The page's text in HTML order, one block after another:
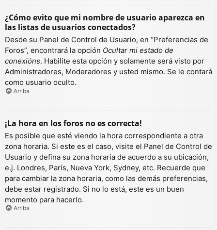
¿Cómo evito que mi nombre de usuario aparezca en
las listas de usuarios conectados?
Desde su Panel de Control de Usuario, en “Preferencias de
Foros”, encontrará la opción Ocultar mi estado de
conexións. Habilite esta opción y solamente será visto por
Administradores, Moderadores y usted mismo. Se le contará
como usuario oculto.
Arriba
¡La hora en los foros no es correcta!
Es posible que esté viendo la hora correspondiente a otra
zona horaria. Si este es el caso, visite el Panel de Control de
Usuario y defina su zona horaria de acuerdo a su ubicación,
e.j. Londres, París, Nueva York, Sydney, etc. Recuerde que
para cambiar la zona horaria, como las demás preferencias,
debe estar registrado. Si no lo está, este es un buen
momento para hacerlo.
Arriba